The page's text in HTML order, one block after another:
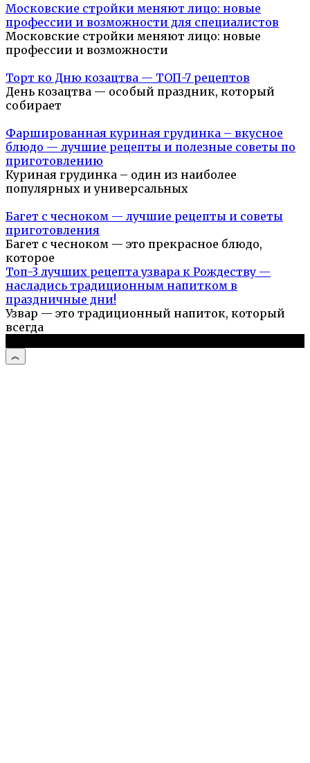
Московские стройки меняют лицо: новые
профессии и возможности для специалистов
Московские стройки меняют лицо: новые
профессии и возможности
Торт ко Дню козацтва — ТОП-7 рецептов
День козацтва — особый праздник, который
собирает
Фаршированная куриная грудинка – вкусное
блюдо — лучшие рецепты и полезные советы по
приготовлению
Куриная грудинка – один из наиболее
популярных и универсальных
Багет с чесноком — лучшие рецепты и советы
приготовления
Багет с чесноком — это прекрасное блюдо,
которое
Топ-3 лучших рецепта узвара к Рождеству —
насладись традиционным напитком в
праздничные дни!
Узвар — это традиционный напиток, который
всегда